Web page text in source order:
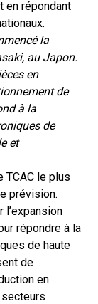
en répondant
la
au Japon.
en
de
à la
de
et
TCAC le plus
prévision.
répondre à la
de haute
de
en